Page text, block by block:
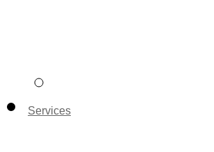
Services